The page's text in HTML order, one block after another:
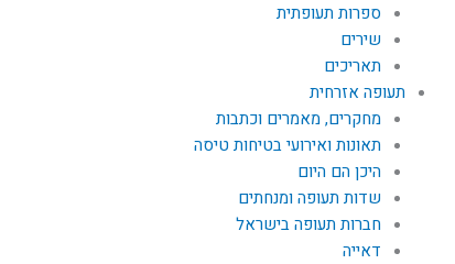
ספרות תעופתית
שירים
תאריכים
תעופה אזרחית
מחקרים, מאמרים וכתבות
תאונות ואירועי בטיחות טיסה
היכן הם היום
שדות תעופה ומנחתים
חברות תעופה בישראל
דאייה